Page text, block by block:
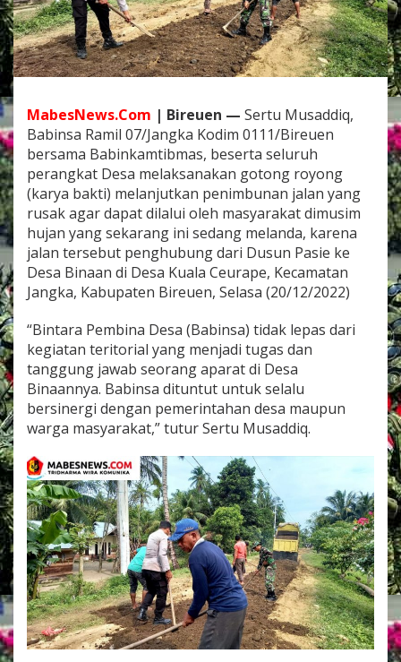
J
a
n
g
k
e
r
s
a
m
a
B
h
a
b
n
a
m
i
b
m
a
D
a
n
P
e
r
a
n
g
k
a
t
D
MabesNews.Com | Bireuen — Sertu Musaddiq,
Babinsa Ramil 07/Jangka Kodim 0111/Bireuen
bersama Babinkamtibmas, beserta seluruh
perangkat Desa melaksanakan gotong royong
(karya bakti) melanjutkan penimbunan jalan yang
rusak agar dapat dilalui oleh masyarakat dimusim
hujan yang sekarang ini sedang melanda, karena
jalan tersebut penghubung dari Dusun Pasie ke
Desa Binaan di Desa Kuala Ceurape, Kecamatan
Jangka, Kabupaten Bireuen, Selasa (20/12/2022)
“Bintara Pembina Desa (Babinsa) tidak lepas dari
kegiatan teritorial yang menjadi tugas dan
tanggung jawab seorang aparat di Desa
Binaannya. Babinsa dituntut untuk selalu
bersinergi dengan pemerintahan desa maupun
warga masyarakat,” tutur Sertu Musaddiq.